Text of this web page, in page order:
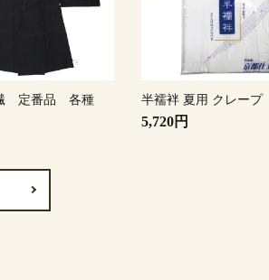
定番品 各種 半襦袢 夏用 クレープ
5,720円